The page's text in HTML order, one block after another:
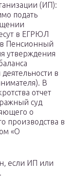
(ИП):
подать
в ЕГРЮЛ
Пенсионный
утверждения
в
В
отчет
суд
о
производства в
«О
если ИП или